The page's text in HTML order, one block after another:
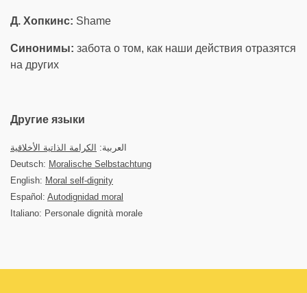
Д. Хопкинс: Shame
Синонимы: забота о том, как наши действия отразятся
на других
Другие языки
العربية:
الكرامة الذاتية الأخلاقية
Deutsch: Moralische Selbstachtung
English: Moral self-dignity
Español: Autodignidad moral
Italiano: Personale dignità morale